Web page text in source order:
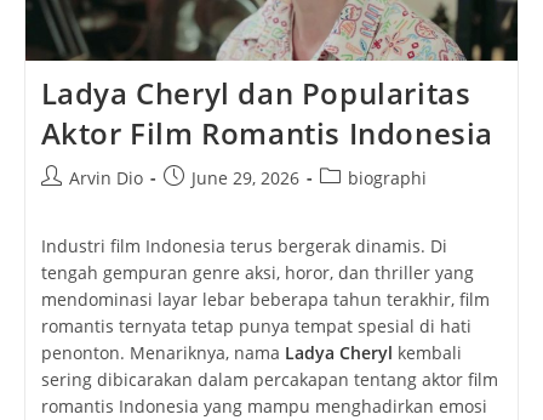
Ladya Cheryl dan Popularitas
Aktor Film Romantis Indonesia
PostArvin Dio
PostJune 29, 2026
Postbiographi
Industri film Indonesia terus bergerak dinamis. Di
tengah gempuran genre aksi, horor, dan thriller yang
mendominasi layar lebar beberapa tahun terakhir, film
romantis ternyata tetap punya tempat spesial di hati
penonton. Menariknya, nama Ladya Cheryl kembali
sering dibicarakan dalam percakapan tentang aktor film
romantis Indonesia yang mampu menghadirkan emosi